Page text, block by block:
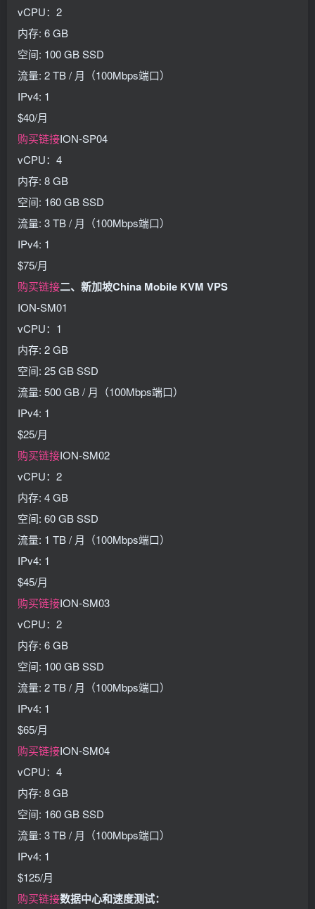
vCPU：2
内存: 6 GB
空间: 100 GB SSD
流量: 2 TB / 月（100Mbps端口）
IPv4: 1
$40/月
购买链接ION-SP04
vCPU：4
内存: 8 GB
空间: 160 GB SSD
流量: 3 TB / 月（100Mbps端口）
IPv4: 1
$75/月
购买链接二、新加坡China Mobile KVM VPS
ION-SM01
vCPU：1
内存: 2 GB
空间: 25 GB SSD
流量: 500 GB / 月（100Mbps端口）
IPv4: 1
$25/月
购买链接ION-SM02
vCPU：2
内存: 4 GB
空间: 60 GB SSD
流量: 1 TB / 月（100Mbps端口）
IPv4: 1
$45/月
购买链接ION-SM03
vCPU：2
内存: 6 GB
空间: 100 GB SSD
流量: 2 TB / 月（100Mbps端口）
IPv4: 1
$65/月
购买链接ION-SM04
vCPU：4
内存: 8 GB
空间: 160 GB SSD
流量: 3 TB / 月（100Mbps端口）
IPv4: 1
$125/月
购买链接数据中心和速度测试：